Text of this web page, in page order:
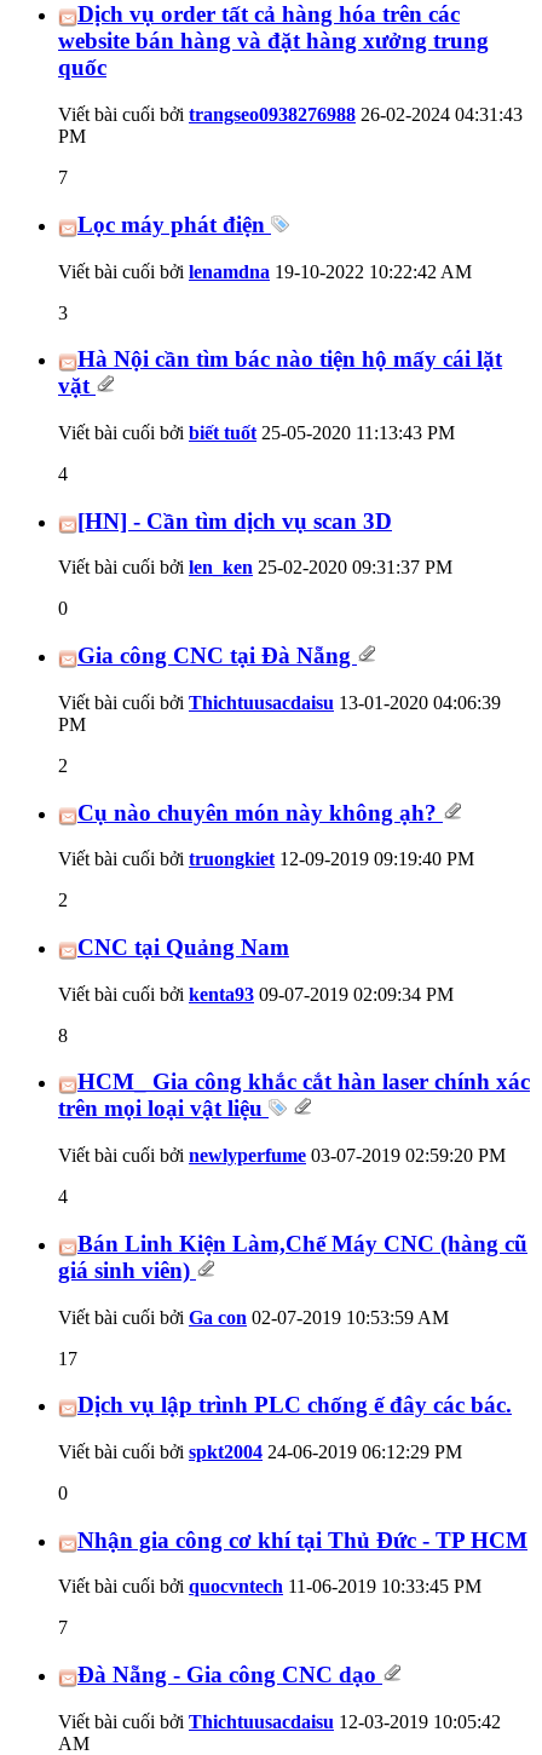
Dịch vụ order tất cả hàng hóa trên các
website bán hàng và đặt hàng xưởng trung
quốc
Viết bài cuối bởi trangseo0938276988 26-02-2024 04:31:43
PM
7
Lọc máy phát điện
Viết bài cuối bởi lenamdna 19-10-2022 10:22:42 AM
3
Hà Nội cần tìm bác nào tiện hộ mấy cái lặt
vặt
Viết bài cuối bởi biết tuốt 25-05-2020 11:13:43 PM
4
[HN] - Cần tìm dịch vụ scan 3D
Viết bài cuối bởi len_ken 25-02-2020 09:31:37 PM
0
Gia công CNC tại Đà Nẵng
Viết bài cuối bởi Thichtuusacdaisu 13-01-2020 04:06:39
PM
2
Cụ nào chuyên món này không ạh?
Viết bài cuối bởi truongkiet 12-09-2019 09:19:40 PM
2
CNC tại Quảng Nam
Viết bài cuối bởi kenta93 09-07-2019 02:09:34 PM
8
HCM_ Gia công khắc cắt hàn laser chính xác
trên mọi loại vật liệu
Viết bài cuối bởi newlyperfume 03-07-2019 02:59:20 PM
4
Bán Linh Kiện Làm,Chế Máy CNC (hàng cũ
giá sinh viên)
Viết bài cuối bởi Ga con 02-07-2019 10:53:59 AM
17
Dịch vụ lập trình PLC chống ế đây các bác.
Viết bài cuối bởi spkt2004 24-06-2019 06:12:29 PM
0
Nhận gia công cơ khí tại Thủ Đức - TP HCM
Viết bài cuối bởi quocvntech 11-06-2019 10:33:45 PM
7
Đà Nẵng - Gia công CNC dạo
Viết bài cuối bởi Thichtuusacdaisu 12-03-2019 10:05:42
AM